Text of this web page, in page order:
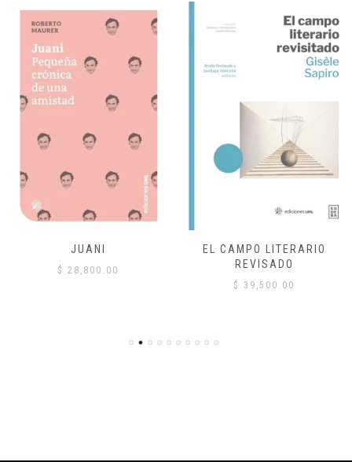
JUANI
$ 28,800.00
EL CAMPO LITERARIO
REVISADO
$ 39,500.00